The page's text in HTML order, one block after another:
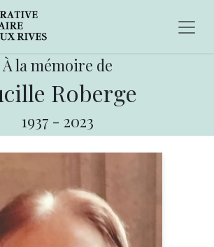
À la mémoire de
Roberge
1937 - 2023